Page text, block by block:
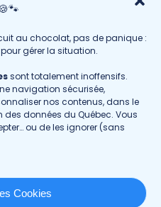
au chocolat, pas de panique :
gérer la situation.
sont totalement inoffensifs.
navigation sécurisée,
nos contenus, dans le
données du Québec. Vous
ou de les ignorer (sans
Cookies